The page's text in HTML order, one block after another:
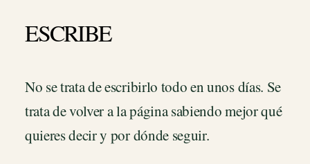
ESCRIBE
No se trata de escribirlo todo en unos días. Se
trata de volver a la página sabiendo mejor qué
quieres decir y por dónde seguir.